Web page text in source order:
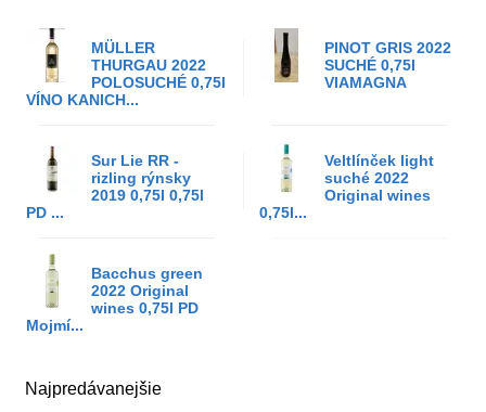
MÜLLER
THURGAU 2022
POLOSUCHÉ 0,75l
VÍNO KANICH...
PINOT GRIS 2022
SUCHÉ 0,75l
VIAMAGNA
Sur Lie RR -
rizling rýnsky
2019 0,75l 0,75l
PD ...
Veltlínček light
suché 2022
Original wines
0,75l...
Bacchus green
2022 Original
wines 0,75l PD
Mojmí...
Najpredávanejšie